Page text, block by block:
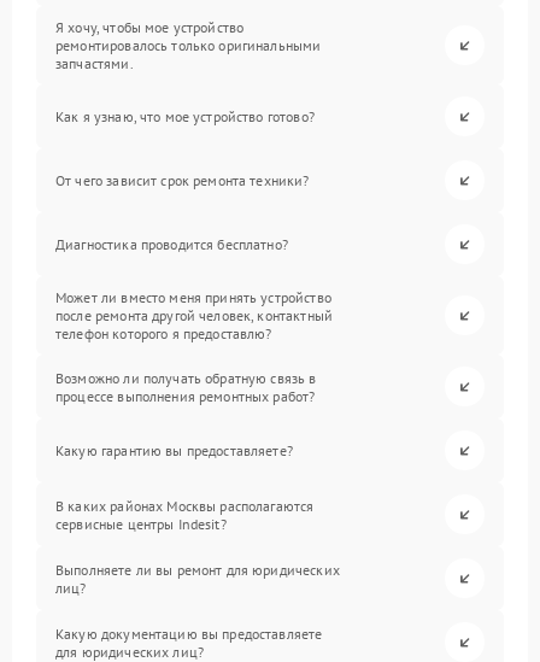
Я хочу, чтобы мое устройство
ремонтировалось только оригинальными
запчастями.
Как я узнаю, что мое устройство готово?
От чего зависит срок ремонта техники?
Диагностика проводится бесплатно?
Может ли вместо меня принять устройство
после ремонта другой человек, контактный
телефон которого я предоставлю?
Возможно ли получать обратную связь в
процессе выполнения ремонтных работ?
Какую гарантию вы предоставляете?
В каких районах Москвы располагаются
сервисные центры Indesit?
Выполняете ли вы ремонт для юридических
лиц?
Какую документацию вы предоставляете
для юридических лиц?